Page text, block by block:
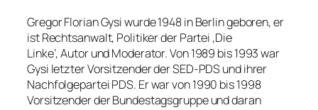
Gregor Florian Gysi wurde 1948 in Berlin geboren, er
ist Rechtsanwalt, Politiker der Partei ‚Die
Linke‘, Autor und Moderator. Von 1989 bis 1993 war
Gysi letzter Vorsitzender der SED-PDS und ihrer
Nachfolgepartei PDS. Er war von 1990 bis 1998
Vorsitzender der Bundestagsgruppe und daran